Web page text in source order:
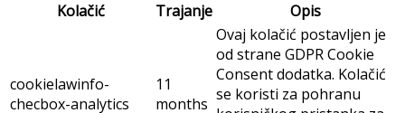
Kolačić
Trajanje Opis
cookielawinfo-
checbox-analytics
11
months
Ovaj kolačić postavljen je
od strane GDPR Cookie
Consent dodatka. Kolačić
se koristi za pohranu